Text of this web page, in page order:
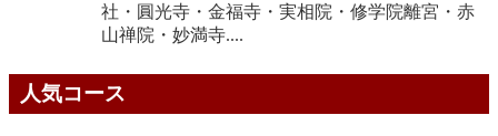
社・圓光寺・金福寺・実相院・修学院離宮・赤
山禅院・妙満寺....
人気コース